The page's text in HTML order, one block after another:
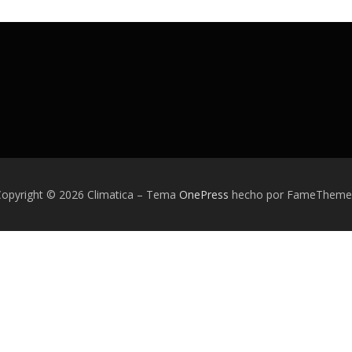
© 2026 Climatica – Tema OnePress hecho por